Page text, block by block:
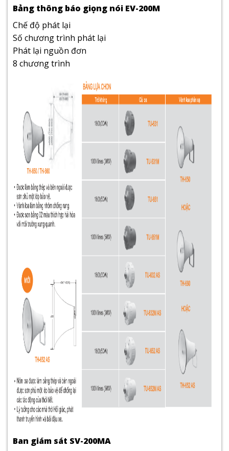
Bảng thông báo giọng nói EV-200M
Chế độ phát lại
Số chương trình phát lại
Phát lại nguồn đơn
8 chương trình
Ban giám sát SV-200MA